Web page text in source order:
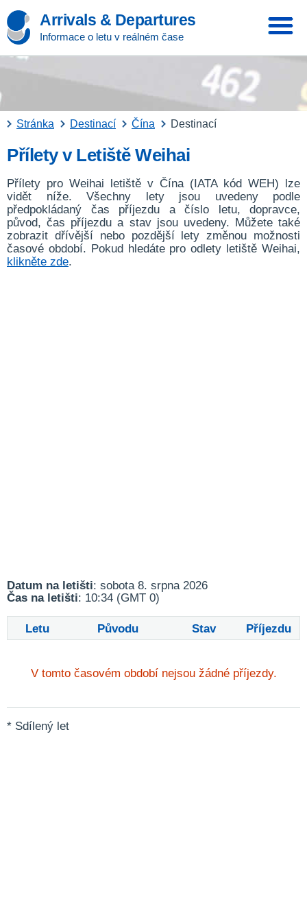
Arrivals & Departures
Informace o letu v reálném čase
Stránka Destinací Čína Destinací
Přílety v Letiště Weihai
Přílety pro Weihai letiště v Čína (IATA kód WEH) lze
vidět níže. Všechny lety jsou uvedeny podle
předpokládaný čas příjezdu a číslo letu, dopravce,
původ, čas příjezdu a stav jsou uvedeny. Můžete také
zobrazit dřívější nebo pozdější lety změnou možnosti
časové období. Pokud hledáte pro odlety letiště Weihai,
klikněte zde.
Datum na letišti: sobota 8. srpna 2026
Čas na letišti: 10:34 (GMT 0)
Letu Původu Stav Příjezdu
V tomto časovém období nejsou žádné příjezdy.
* Sdílený let